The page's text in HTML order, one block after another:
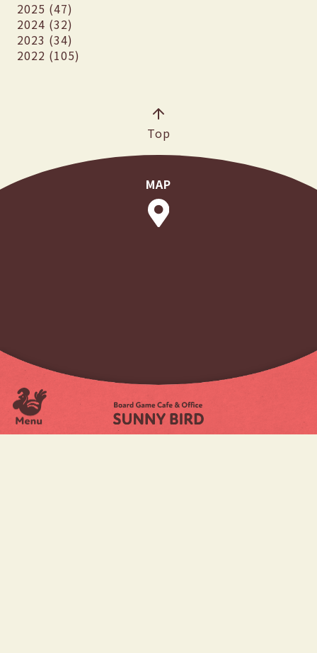
2025 (47)
2024 (32)
2023 (34)
2022 (105)
Top
MAP